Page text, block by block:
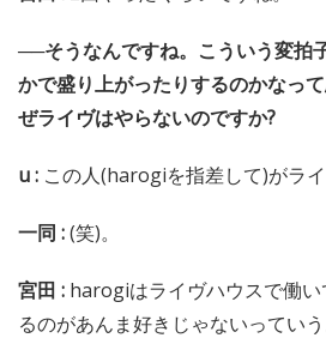
──そうなんですね。こういう変拍
かで盛り上がったりするのかなっ
ぜライヴはやらないのですか?
u : この人(harogiを指差して)がライ
一同 :(笑)。
宮田 : harogiはライヴハウスで働
るのがあんま好きじゃないってい